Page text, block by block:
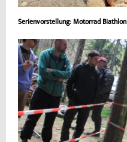
Serienvorstellung: Motorrad Biathlon